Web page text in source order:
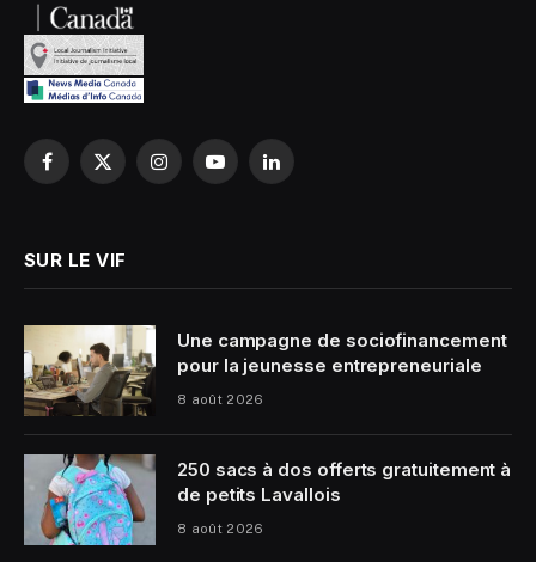
Facebook
X
InstagramYouTubeLinkedIn
SUR LE VIF
Une campagne de sociofinancement
pour la jeunesse entrepreneuriale
8 août 2026
250 sacs à dos offerts gratuitement à
de petits Lavallois
8 août 2026